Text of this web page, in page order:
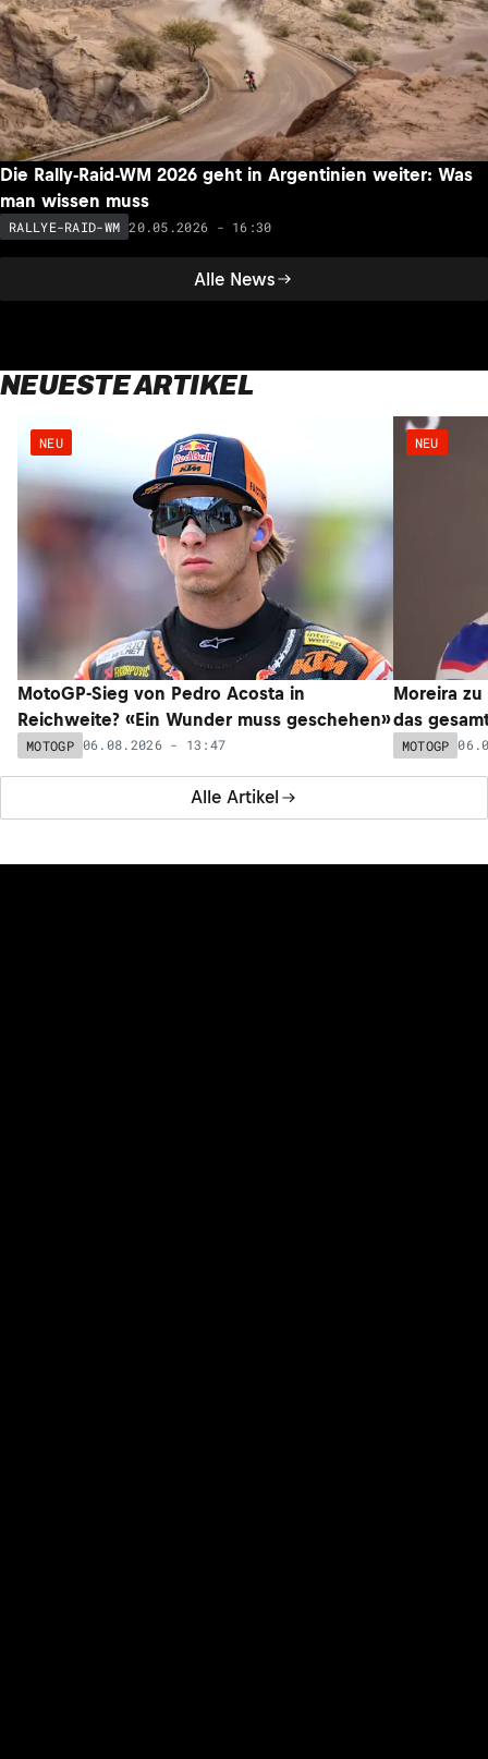
Alle News
Die Rally-Raid-WM 2026 geht in Argentinien weiter: Was
man wissen muss
RALLYE-RAID-WM 20.05.2026 - 16:30
NEUESTE ARTIKEL
Alle Artikel
NEU
MotoGP-Sieg von Pedro Acosta in
Reichweite? «Ein Wunder muss geschehen»
MOTOGP 06.08.2026 - 13:47
NEU
Moreira
das
MOTOGP